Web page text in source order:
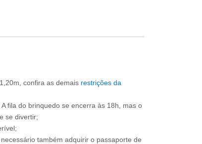
confira as demais restrições da
fila do brinquedo se encerra às 18h, mas o
se divertir;
também adquirir o passaporte de